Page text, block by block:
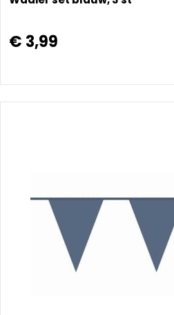
€ 3,99